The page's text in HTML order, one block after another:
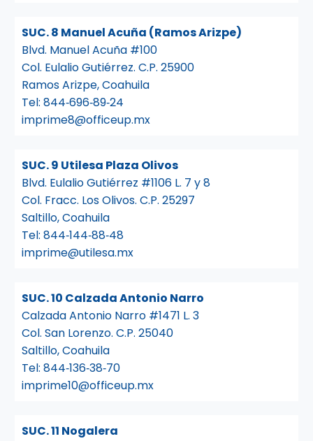
SUC. 8 Manuel Acuña (Ramos Arizpe)
Blvd. Manuel Acuña #100
Col. Eulalio Gutiérrez. C.P. 25900
Ramos Arizpe, Coahuila
Tel:844‑696‑89‑24
imprime8@officeup.mx
SUC. 9 Utilesa Plaza Olivos
Blvd. Eulalio Gutiérrez #1106 L. 7 y 8
Col. Fracc. Los Olivos. C.P. 25297
Saltillo, Coahuila
Tel:844‑144‑88‑48
imprime@utilesa.mx
SUC. 10 Calzada Antonio Narro
Calzada Antonio Narro #1471 L. 3
Col. San Lorenzo. C.P. 25040
Saltillo, Coahuila
Tel:844‑136‑38‑70
imprime10@officeup.mx
SUC. 11 Nogalera